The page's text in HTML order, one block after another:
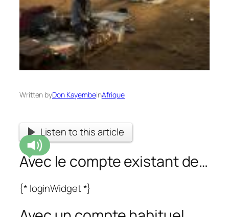
Written byDon KayembeinAfrique
Listen to this article
Avec le compte existant de…
{* loginWidget *}